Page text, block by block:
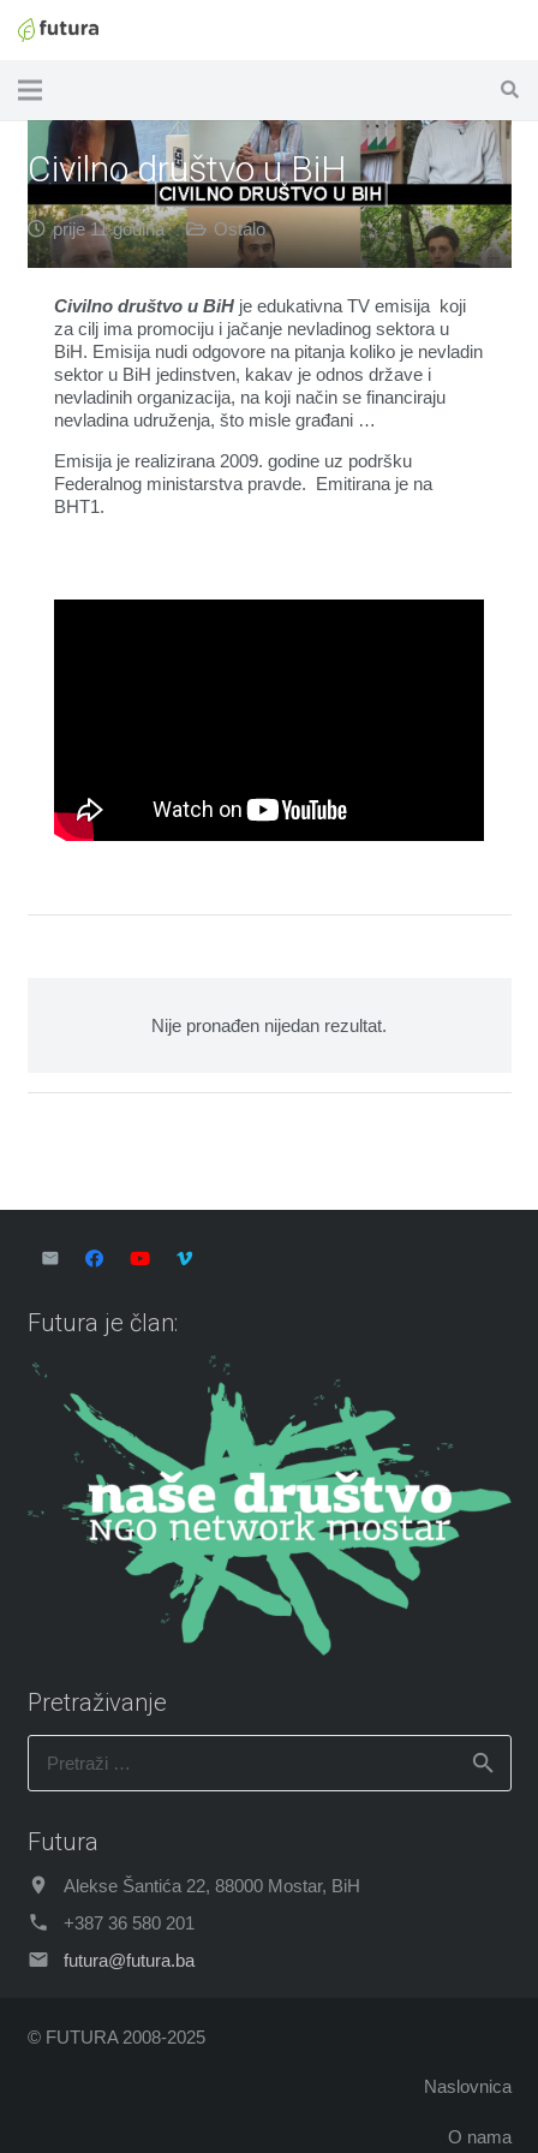
Civilno društvo u BiH
prije 11 godina Ostalo
Civilno društvo u BiH je edukativna TV emisija koji
za cilj ima promociju i jačanje nevladinog sektora u
BiH. Emisija nudi odgovore na pitanja koliko je nevladin
sektor u BiH jedinstven, kakav je odnos države i
nevladinih organizacija, na koji način se financiraju
nevladina udruženja, što misle građani …
Emisija je realizirana 2009. godine uz podršku
Federalnog ministarstva pravde. Emitirana je na
BHT1.
Nije pronađen nijedan rezultat.
Futura je član:
Pretraživanje
Pretraži:
Futura
Alekse Šantića 22, 88000 Mostar, BiH
+387 36 580 201
futura@futura.ba
© FUTURA 2008-2025
Naslovnica
O nama